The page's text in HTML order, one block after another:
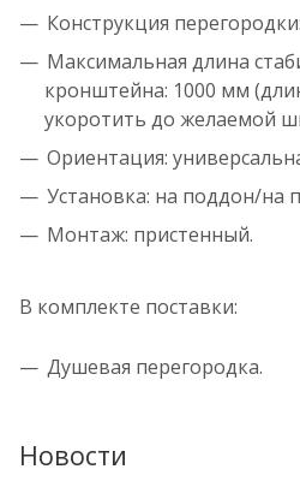
Конструкция
Максимальная длина
кронштейна: 1000 мм
укоротить до желаемой
Ориентация:
Установка: на поддон/на
Монтаж: пристенный.
В комплекте поставки:
Душевая перегородка.
Новости